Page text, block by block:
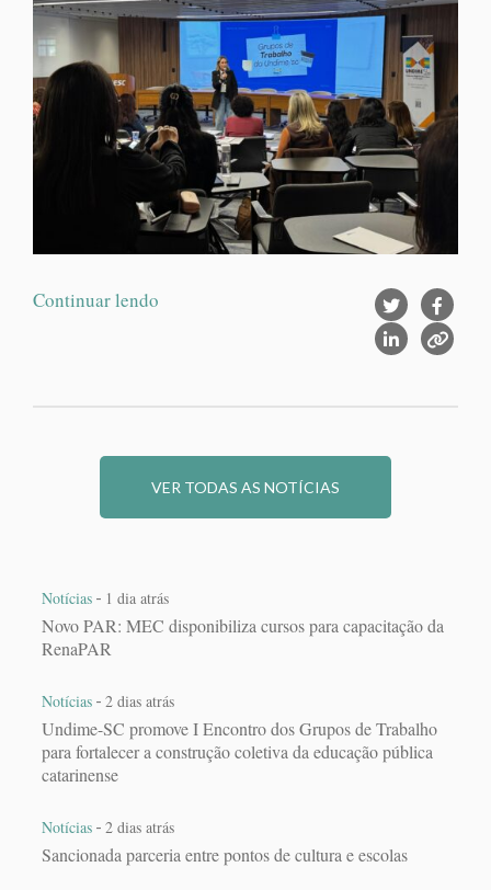
Continuar lendo
VER TODAS AS NOTÍCIAS
Notícias - 1 dia atrás
Novo PAR: MEC disponibiliza cursos para capacitação da
RenaPAR
Notícias - 2 dias atrás
Undime-SC promove I Encontro dos Grupos de Trabalho
para fortalecer a construção coletiva da educação pública
catarinense
Notícias - 2 dias atrás
Sancionada parceria entre pontos de cultura e escolas